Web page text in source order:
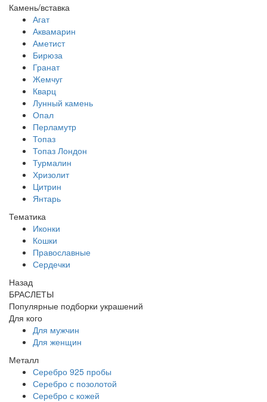
Камень/вставка
Агат
Аквамарин
Аметист
Бирюза
Гранат
Жемчуг
Кварц
Лунный камень
Опал
Перламутр
Топаз
Топаз Лондон
Турмалин
Хризолит
Цитрин
Янтарь
Тематика
Иконки
Кошки
Православные
Сердечки
Назад
БРАСЛЕТЫ
Популярные подборки украшений
Для кого
Для мужчин
Для женщин
Металл
Серебро 925 пробы
Серебро с позолотой
Серебро с кожей